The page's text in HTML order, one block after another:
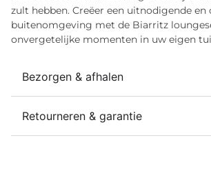
zult hebben. Creëer een uitnodigende
buitenomgeving met de Biarritz
onvergetelijke momenten in uw eigen
Bezorgen & afhalen
Retourneren & garantie